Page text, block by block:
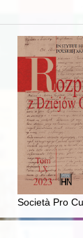
z Mogiły z XIII
Società Pro